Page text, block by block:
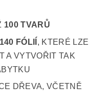
100 TVARŮ
FÓLIÍ , KTERÉ LZE
A VYTVOŘIT TAK
DŘEVA, VČETNĚ